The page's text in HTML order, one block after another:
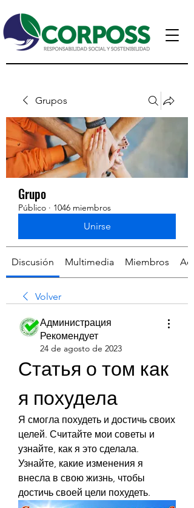
Grupos
Grupo
Público · 1046 miembros
Unirse
Discusión Multimedia Miembros
Volver
Администрация
Рекомендует
24 de agosto de 2023
Статья о том как
я похудела
Я смогла похудеть и достичь своих
целей. Считайте мои советы и
узнайте, как я это сделала.
Узнайте, какие изменения я
внесла в свою жизнь, чтобы
достичь своей цели похудеть.